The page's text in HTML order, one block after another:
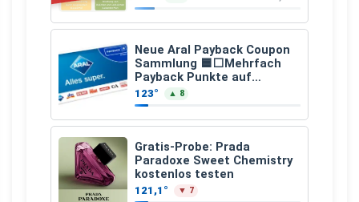
Apfelfaser)
Neue Aral Payback Coupon
Sammlung 🟦⬜Mehrfach
Payback Punkte auf
Kraftstoffe und Erdgas
123° ▲ 8
Gratis-Probe: Prada
Paradoxe Sweet Chemistry
kostenlos testen
121,1° ▼ 7